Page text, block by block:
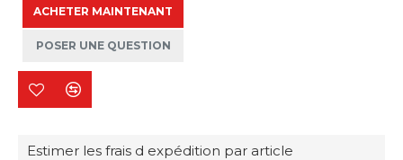
ACHETER MAINTENANT
POSER UNE QUESTION
Estimer les frais d expédition par article